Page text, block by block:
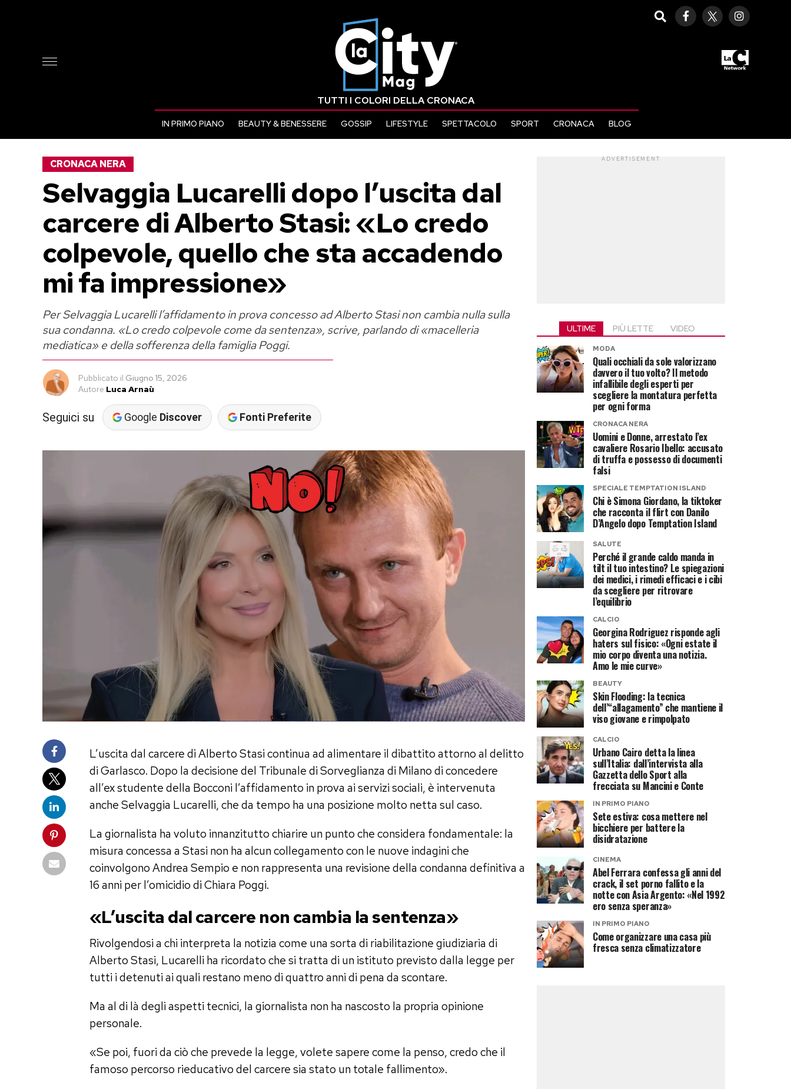
TUTTI I COLORI DELLA CRONACA
IN PRIMO PIANO BEAUTY & BENESSERE GOSSIP LIFESTYLE SPETTACOLO SPORT CRONACA BLOG
CRONACA NERA
Selvaggia Lucarelli dopo l’uscita dal
carcere di Alberto Stasi: «Lo credo
colpevole, quello che sta accadendo
mi fa impressione»
Per Selvaggia Lucarelli l’affidamento in prova concesso ad Alberto Stasi non cambia nulla sulla
sua condanna. «Lo credo colpevole come da sentenza», scrive, parlando di «macelleria
mediatica» e della sofferenza della famiglia Poggi.
Pubblicato il Giugno 15, 2026
Autore Luca Arnaù
Seguici su Google Discover Fonti Preferite
L’uscita dal carcere di Alberto Stasi continua ad alimentare il dibattito attorno al delitto
di Garlasco. Dopo la decisione del Tribunale di Sorveglianza di Milano di concedere
all’ex studente della Bocconi l’affidamento in prova ai servizi sociali, è intervenuta
anche Selvaggia Lucarelli, che da tempo ha una posizione molto netta sul caso.
La giornalista ha voluto innanzitutto chiarire un punto che considera fondamentale: la
misura concessa a Stasi non ha alcun collegamento con le nuove indagini che
coinvolgono Andrea Sempio e non rappresenta una revisione della condanna definitiva a
16 anni per l’omicidio di Chiara Poggi.
«L’uscita dal carcere non cambia la sentenza»
Rivolgendosi a chi interpreta la notizia come una sorta di riabilitazione giudiziaria di
Alberto Stasi, Lucarelli ha ricordato che si tratta di un istituto previsto dalla legge per
tutti i detenuti ai quali restano meno di quattro anni di pena da scontare.
Ma al di là degli aspetti tecnici, la giornalista non ha nascosto la propria opinione
personale.
«Se poi, fuori da ciò che prevede la legge, volete sapere come la penso, credo che il
famoso percorso rieducativo del carcere sia stato un totale fallimento».
ADVERTISEMENT
ULTIME PIÙ LETTE VIDEO
MODA
Quali occhiali da sole valorizzano
davvero il tuo volto? Il metodo
infallibile degli esperti per
scegliere la montatura perfetta
per ogni forma
CRONACA NERA
Uomini e Donne, arrestato l’ex
cavaliere Rosario Ibello: accusato
di truffa e possesso di documenti
falsi
SPECIALE TEMPTATION ISLAND
Chi è Simona Giordano, la tiktoker
che racconta il flirt con Danilo
D’Angelo dopo Temptation Island
SALUTE
Perché il grande caldo manda in
tilt il tuo intestino? Le spiegazioni
dei medici, i rimedi efficaci e i cibi
da scegliere per ritrovare
l’equilibrio
CALCIO
Georgina Rodriguez risponde agli
haters sul fisico: «Ogni estate il
mio corpo diventa una notizia.
Amo le mie curve»
BEAUTY
Skin Flooding: la tecnica
dell’“allagamento” che mantiene il
viso giovane e rimpolpato
CALCIO
Urbano Cairo detta la linea
sull’Italia: dall’intervista alla
Gazzetta dello Sport alla
frecciata su Mancini e Conte
IN PRIMO PIANO
Sete estiva: cosa mettere nel
bicchiere per battere la
disidratazione
CINEMA
Abel Ferrara confessa gli anni del
crack, il set porno fallito e la
notte con Asia Argento: «Nel 1992
ero senza speranza»
IN PRIMO PIANO
Come organizzare una casa più
fresca senza climatizzatore